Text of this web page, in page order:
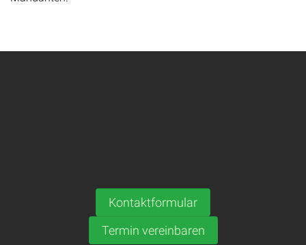
Kontaktformular
Termin vereinbaren